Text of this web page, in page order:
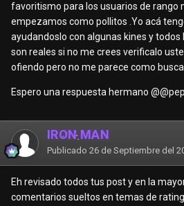
favoritismo para los usuarios de rango
empezamos como pollitos .Yo acá
ayudandoslo con algunas kines y todos
son reales si no me crees verificalo
ofiendo pero no me parece como
Espero una respuesta hermano @
IRON MAN
Publicado 26 de Septiembre del
Eh revisado todos tus post y en la
comentarios sueltos en temas de